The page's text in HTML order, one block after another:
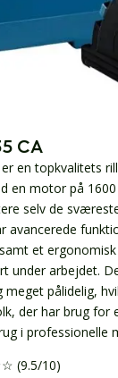
CA
er en topkvalitets
en motor på
selv de
avancerede
et
under arbejdet.
pålidelig,
der har brug for
i professionelle
(9.5/10)